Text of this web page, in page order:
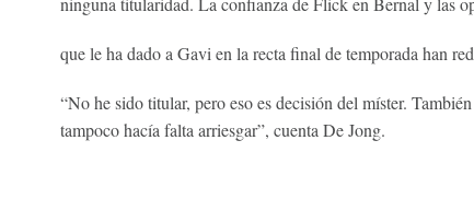
que le ha dado a Gavi en la recta final de temporada han
“No he sido titular, pero eso es decisión del míster.
tampoco hacía falta arriesgar”, cuenta De Jong.